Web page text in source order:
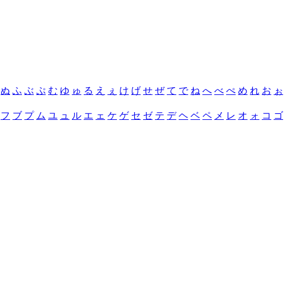
ぬ ふ ぶ ぷ む ゆ ゅ る え ぇ け げ せ ぜ て で ね へ べ ぺ め れ お ぉ
フ ブ プ ム ユ ュ ル エ ェ ケ ゲ セ ゼ テ デ ヘ ベ ペ メ レ オ ォ コ ゴ